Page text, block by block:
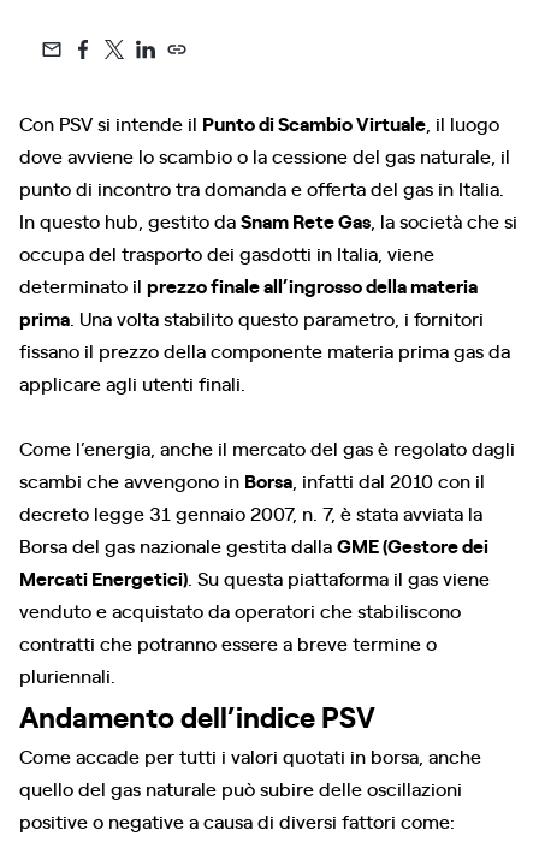
Con PSV si intende il Punto di Scambio Virtuale , il luogo
dove avviene lo scambio o la cessione del gas naturale, il
punto di incontro tra domanda e offerta del gas in Italia.
In questo hub, gestito daSnam Rete Gas , la società che si
occupa del trasporto dei gasdotti in Italia, viene
determinato il prezzo finale all’ingrosso della materia
prima . Una volta stabilito questo parametro, i fornitori
fissano il prezzo della componente materia prima gas da
applicare agli utenti finali.
Come l’energia, anche il mercato del gas è regolato dagli
scambi che avvengono in Borsa , infatti dal 2010 con il
decreto legge 31 gennaio 2007, n. 7, è stata avviata la
Borsa del gas nazionale gestita dallaGME (Gestore dei
Mercati Energetici) . Su questa piattaforma il gas viene
venduto e acquistato da operatori che stabiliscono
contratti che potranno essere a breve termine o
pluriennali.
Andamento dell’indice PSV
Come accade per tutti i valori quotati in borsa, anche
quello del gas naturale può subire delle oscillazioni
positive o negative a causa di diversi fattori come: